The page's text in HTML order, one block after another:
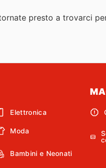
presto a trovarci
Elettronica
Moda
Bambini e Neonati